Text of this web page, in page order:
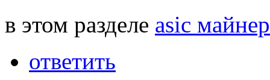
в этом разделе asic майнер
ответить